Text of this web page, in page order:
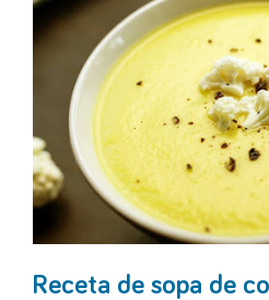
Receta de sopa de